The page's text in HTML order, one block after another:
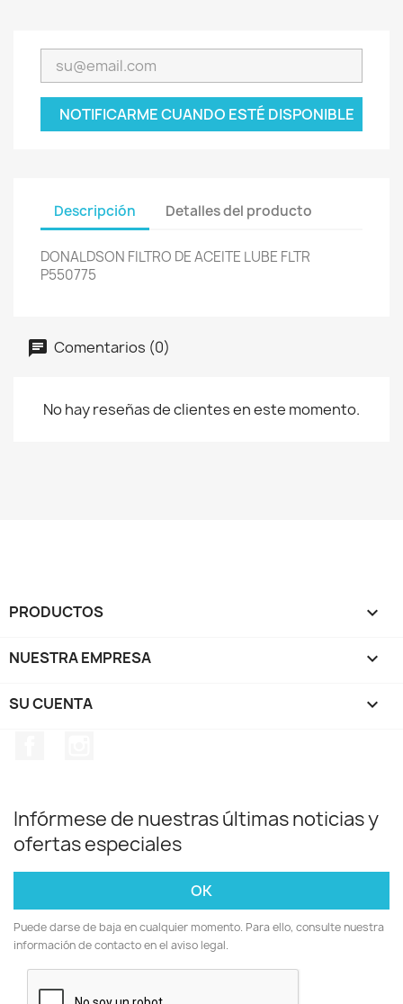
NOTIFICARME CUANDO ESTÉ DISPONIBLE
Descripción Detalles del producto
DONALDSON FILTRO DE ACEITE LUBE FLTR
P550775
Comentarios (0)
No hay reseñas de clientes en este momento.
PRODUCTOS 
NUESTRA EMPRESA 
SU CUENTA 
Infórmese de nuestras últimas noticias y
ofertas especiales
Puede darse de baja en cualquier momento. Para ello, consulte nuestra
información de contacto en el aviso legal.